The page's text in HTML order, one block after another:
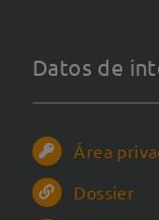
Datos de
Área
Dossier